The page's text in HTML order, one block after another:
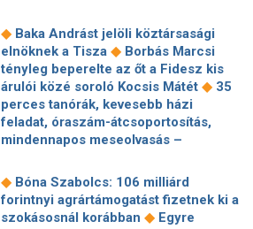
tojással dobálták meg a
miniszterelnököt – Koszovóban ◆
Szépségipar és orvosi turizmus:
milyen erős Budapest a plasztikai
sebészet térképén? ◆ 72 óra
Montenegróban ◆35 perces tanórák
lehetnek az alsó tagozatos diákoknak,
komoly változások jöhetnek az
András kirúgásával kezdődött, most a
köztársasági elnökké választásával ér
véget◆Farkas Fanni, a Tv2 Híradó új
◆ Baka Andrást jelöli köztársasági
elnöknek a Tisza ◆ Borbás Marcsi
tényleg beperelte az őt a Fidesz kis
árulói közé soroló Kocsis Mátét ◆ 35
perces tanórák, kevesebb házi
feladat, óraszám-átcsoportosítás,
mindennapos meseolvasás –
tagozatos javaslatcsomagja
Lemond és az egyetemről is távozik
az Ádám Zoltánt kirúgó corvinusos
◆ Bóna Szabolcs: 106 milliárd
forintnyi agrártámogatást fizetnek ki a
szokásosnál korábban ◆ Egyre